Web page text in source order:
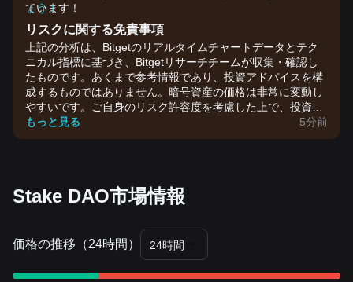
ています！
ょう！
リスクに関する免責事項
上記の分析は、Bitgetのリアルタイムチャートデータとテク
ニカル指標に基づき、Bitgetリサーチチームが収集・確認し
たものです。あくまで参考情報であり、投資アドバイスを構
成するものではありません。暗号資産の価格は非常に変動し
やすいです。ご自身のリスク許容度を考慮した上で、投資判
断を行ってください。
もっと見る 5分前
Stake DAO市場情報
価格の推移（24時間） 24時間